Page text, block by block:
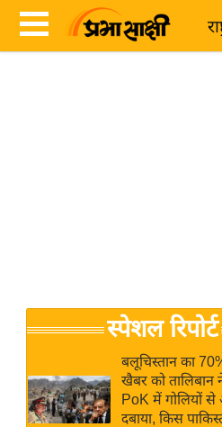
Breaking
News in
Hindi
जगत
राय
बजट
स्पेशल रिपोर्ट
बलूचिस्तान का 70%
खैबर को तालिबान
PoK में गोलियों
दबाया, किस